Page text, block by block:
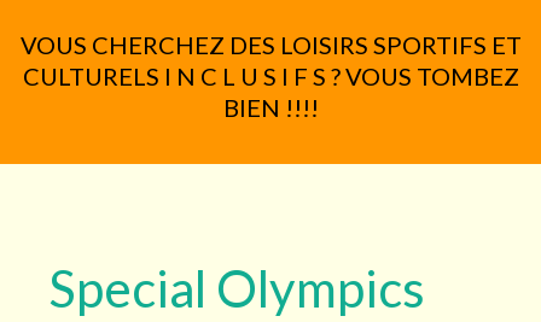
VOUS CHERCHEZ DES LOISIRS SPORTIFS ET
CULTURELS I N C L U S I F S ? VOUS TOMBEZ
BIEN !!!!
Special Olympics